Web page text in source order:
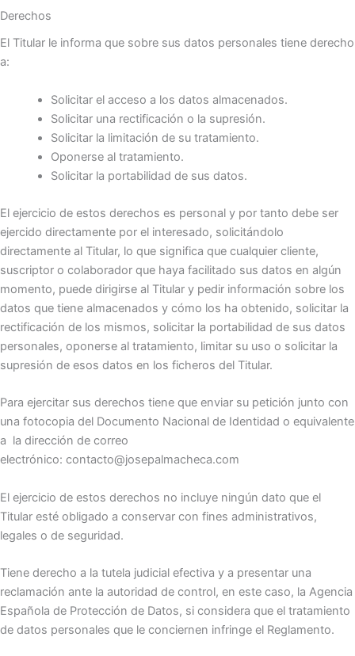
Derechos
El Titular le informa que sobre sus datos personales tiene derecho
a:
Solicitar el acceso a los datos almacenados.
Solicitar una rectificación o la supresión.
Solicitar la limitación de su tratamiento.
Oponerse al tratamiento.
Solicitar la portabilidad de sus datos.
El ejercicio de estos derechos es personal y por tanto debe ser
ejercido directamente por el interesado, solicitándolo
directamente al Titular, lo que significa que cualquier cliente,
suscriptor o colaborador que haya facilitado sus datos en algún
momento, puede dirigirse al Titular y pedir información sobre los
datos que tiene almacenados y cómo los ha obtenido, solicitar la
rectificación de los mismos, solicitar la portabilidad de sus datos
personales, oponerse al tratamiento, limitar su uso o solicitar la
supresión de esos datos en los ficheros del Titular.
Para ejercitar sus derechos tiene que enviar su petición junto con
una fotocopia del Documento Nacional de Identidad o equivalente
a la dirección de correo
electrónico: contacto@josepalmacheca.com
El ejercicio de estos derechos no incluye ningún dato que el
Titular esté obligado a conservar con fines administrativos,
legales o de seguridad.
Tiene derecho a la tutela judicial efectiva y a presentar una
reclamación ante la autoridad de control, en este caso, la Agencia
Española de Protección de Datos, si considera que el tratamiento
de datos personales que le conciernen infringe el Reglamento.